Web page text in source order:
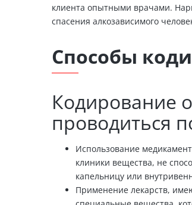
клиента опытными врачами.
спасения алкозависимого
Способы
Кодирование
проводиться
Использование
клиники вещества, не
капельницу или
Применение лекарств,